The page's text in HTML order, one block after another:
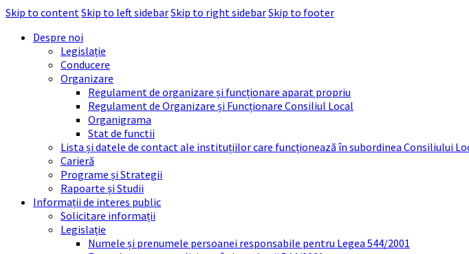
Skip to contentSkip to left sidebarSkip to right sidebarSkip to footer
Despre noi
Legislație
Conducere
Organizare
Regulament de organizare și funcționare aparat propriu
Regulament de Organizare și Funcționare Consiliul Local
Organigrama
Stat de functii
Lista și datele de contact ale instituțiilor care funcționează în subordinea Consiliului
Carieră
Programe și Strategii
Rapoarte și Studii
Informații de interes public
Solicitare informații
Legislație
Numele și prenumele persoanei responsabile pentru Legea 544/2001